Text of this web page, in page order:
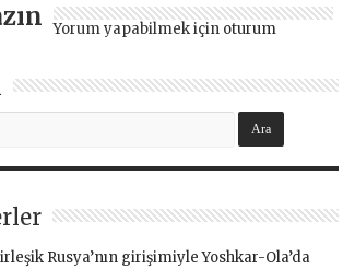
Yorum yapabilmek için oturum
Rusya’nın girişimiyle Yoshkar-Ola’da